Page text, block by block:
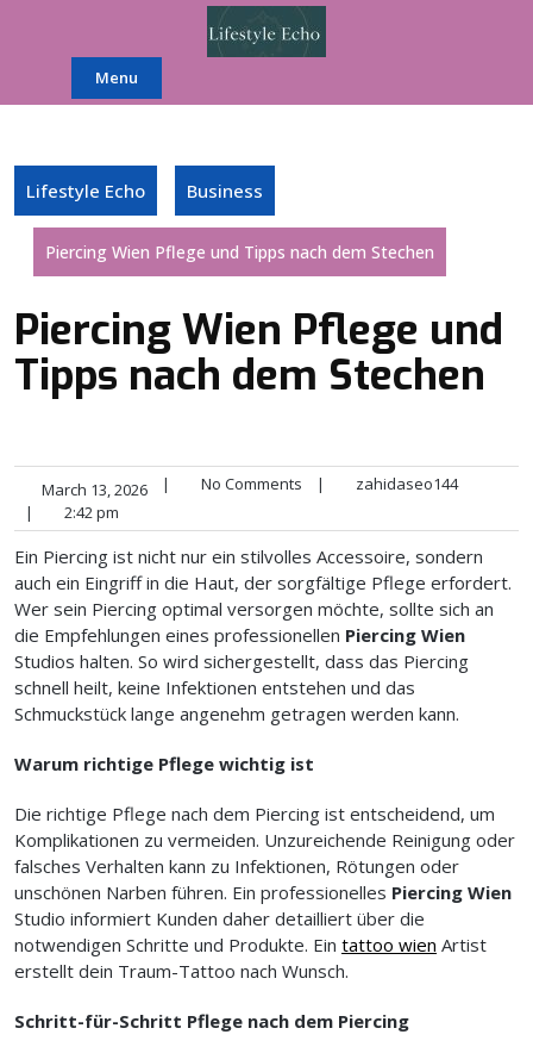
Menu
Lifestyle Echo Business
Piercing Wien Pflege und Tipps nach dem Stechen
Piercing Wien Pflege und
Tipps nach dem Stechen
March 13, 2026 | No Comments |
zahidaseo144
|
2:42 pm
Ein Piercing ist nicht nur ein stilvolles Accessoire, sondern
auch ein Eingriff in die Haut, der sorgfältige Pflege erfordert.
Wer sein Piercing optimal versorgen möchte, sollte sich an
die Empfehlungen eines professionellen Piercing Wien
Studios halten. So wird sichergestellt, dass das Piercing
schnell heilt, keine Infektionen entstehen und das
Schmuckstück lange angenehm getragen werden kann.
Warum richtige Pflege wichtig ist
Die richtige Pflege nach dem Piercing ist entscheidend, um
Komplikationen zu vermeiden. Unzureichende Reinigung oder
falsches Verhalten kann zu Infektionen, Rötungen oder
unschönen Narben führen. Ein professionelles Piercing Wien
Studio informiert Kunden daher detailliert über die
notwendigen Schritte und Produkte. Ein tattoo wien Artist
erstellt dein Traum-Tattoo nach Wunsch.
Schritt-für-Schritt Pflege nach dem Piercing